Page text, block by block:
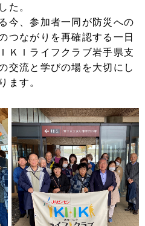
た。
今、参加者一同が防災への
つながりを再確認する一日
ＫＩライフクラブ岩手県支
交流と学びの場を大切にし
ます。